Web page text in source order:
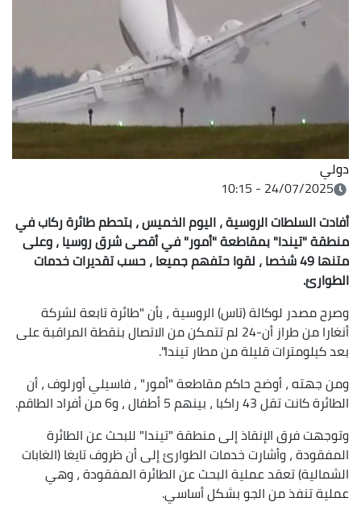
دولي
24/07/2025 - 10:15
أفادت السلطات الروسية ، اليوم الخميس ، بتحطم طائرة ركاب في
منطقة "تيندا" بمقاطعة "أمور" في أقصى شرق روسيا ، وعلى
متنها 49 شخصا ، لقوا حتفهم جميعا ، حسب تقديرات خدمات
الطوارئ.
وصرح مصدر لوكالة (تاس) الروسية ، بأن "طائرة تابعة لشركة
أنغارا من طراز أن-24 لم تتمكن من الاتصال بنقطة المراقبة على
بعد كيلومترات قليلة من مطار تيندا".
ومن جهته ، أوضح حاكم مقاطعة "أمور" ، فاسيلي أورلوف ، أن
الطائرة كانت تقل 43 راكبا ، بينهم 5 أطفال ، و6 من أفراد الطاقم.
وتوجهت فرق الإنقاذ إلى منطقة "تيندا" للبحث عن الطائرة
المفقودة ، وأشارت خدمات الطوارئ إلى أن ظروف تايغا (الغابات
الشمالية) تعقد عملية البحث عن الطائرة المفقودة ، وهي
عملية تنفذ من الجو بشكل أساسي.